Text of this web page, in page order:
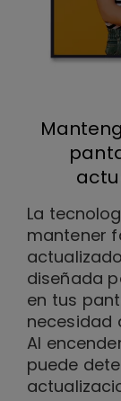
La
mantener
diseñada
en tus
necesidad
Al
puede